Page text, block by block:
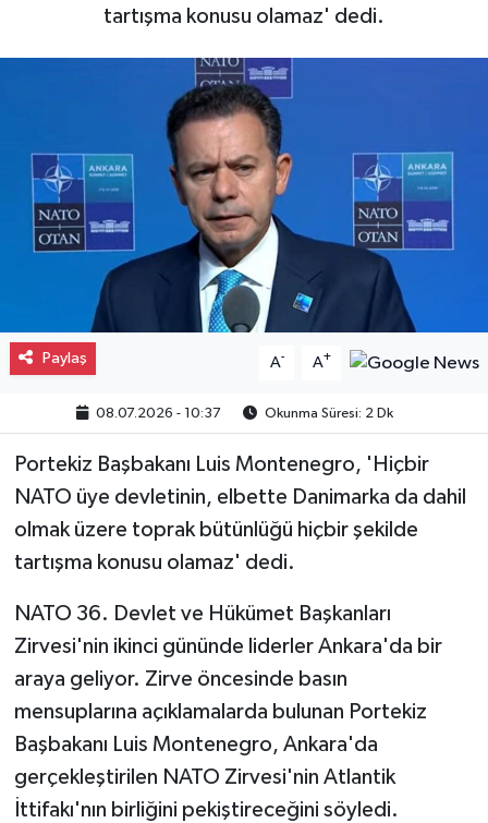
tartışma konusu olamaz' dedi.
Paylaş A- A+
08.07.2026 - 10:37 Okunma Süresi: 2 Dk
Portekiz Başbakanı Luis Montenegro, 'Hiçbir
NATO üye devletinin, elbette Danimarka da dahil
olmak üzere toprak bütünlüğü hiçbir şekilde
tartışma konusu olamaz' dedi.
NATO 36. Devlet ve Hükümet Başkanları
Zirvesi'nin ikinci gününde liderler Ankara'da bir
araya geliyor. Zirve öncesinde basın
mensuplarına açıklamalarda bulunan Portekiz
Başbakanı Luis Montenegro, Ankara'da
gerçekleştirilen NATO Zirvesi'nin Atlantik
İttifakı'nın birliğini pekiştireceğini söyledi.
Gayrimenkul